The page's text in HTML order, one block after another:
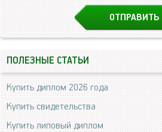
ПОЛЕЗНЫЕ СТАТЬИ
Купить диплом 2026 года
Купить свидетельства
Купить липовый диплом